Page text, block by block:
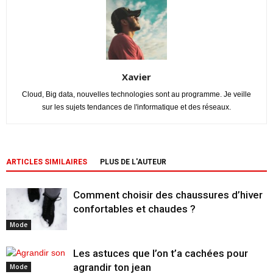
Xavier
Cloud, Big data, nouvelles technologies sont au programme. Je veille
sur les sujets tendances de l'informatique et des réseaux.
ARTICLES SIMILAIRES PLUS DE L'AUTEUR
Mode
Comment choisir des chaussures d’hiver
confortables et chaudes ?
Mode
Les astuces que l’on t’a cachées pour
agrandir ton jean